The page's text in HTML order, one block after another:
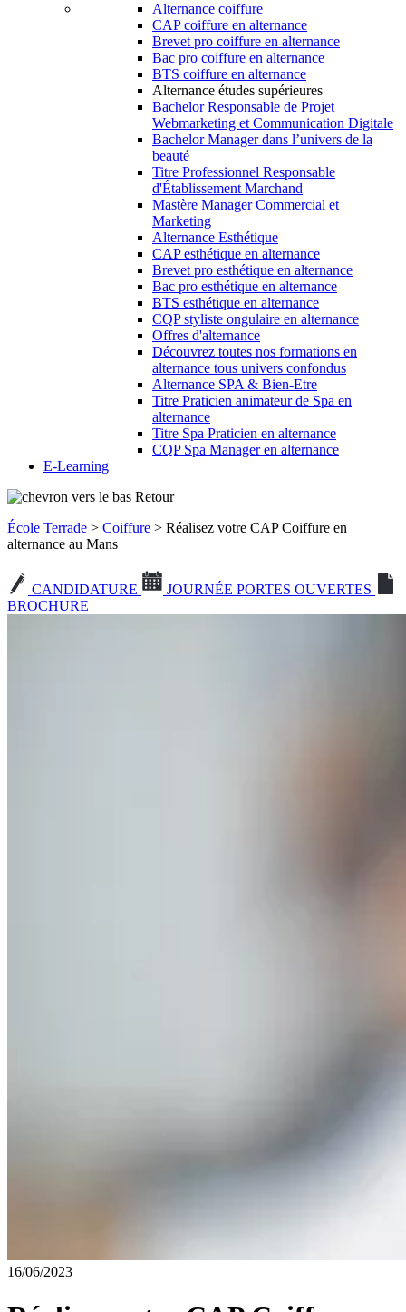
Alternance coiffure
CAP coiffure en alternance
Brevet pro coiffure en alternance
Bac pro coiffure en alternance
BTS coiffure en alternance
Alternance études supérieures
Bachelor Responsable de Projet
Webmarketing et Communication Digitale
Bachelor Manager dans l’univers de la
beauté
Titre Professionnel Responsable
d'Établissement Marchand
Mastère Manager Commercial et
Marketing
Alternance Esthétique
CAP esthétique en alternance
Brevet pro esthétique en alternance
Bac pro esthétique en alternance
BTS esthétique en alternance
CQP styliste ongulaire en alternance
Offres d'alternance
Découvrez toutes nos formations en
alternance tous univers confondus
Alternance SPA & Bien-Etre
Titre Praticien animateur de Spa en
alternance
Titre Spa Praticien en alternance
CQP Spa Manager en alternance
E-Learning
Retour
École Terrade > Coiffure > Réalisez votre CAP Coiffure en
alternance au Mans
CANDIDATURE
JOURNÉE PORTES OUVERTES
BROCHURE
16/06/2023